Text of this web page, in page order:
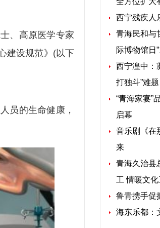
、高原医学专家
建设规范》(以下
员的生命健康，
西宁残疾人
青海民和与
际博物馆日
西宁湟中：
打独斗”难题
“青海家宴”
启幕
音乐剧《在
来
青海久治县
工 情暖文
鲁青携手促
海东乐都：